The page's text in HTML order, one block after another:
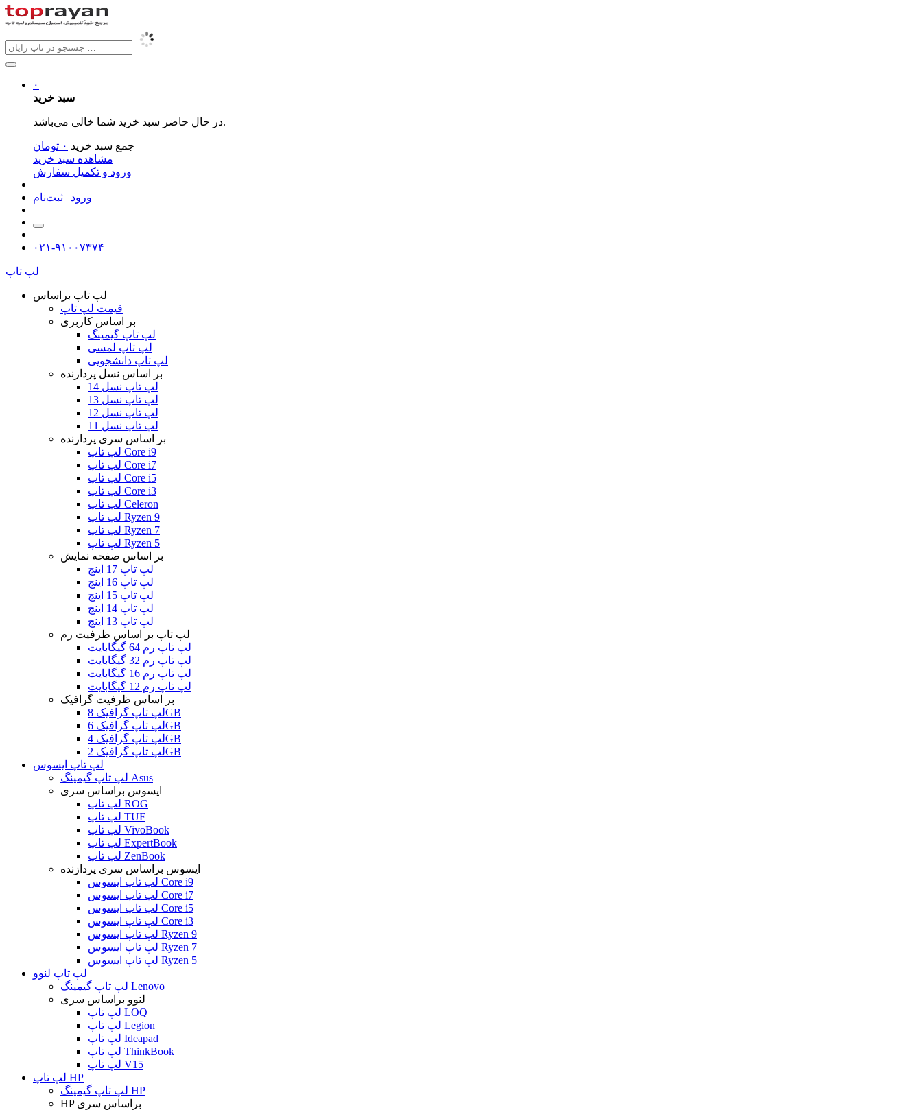
۰
سبد خرید
در حال حاضر سبد خرید شما خالی می‌باشد.
جمع سبد خرید ۰ تومان
مشاهده سبد خرید
ورود و تکمیل سفارش
ورود | ثبت‌نام
۰۲۱-۹۱۰۰۷۳۷۴
لپ تاپ
لپ تاپ براساس
قیمت لپ تاپ
بر اساس کاربری
لپ تاپ گیمینگ
لپ تاپ لمسی
لپ تاپ دانشجویی
بر اساس نسل پردازنده
لپ تاپ نسل 14
لپ تاپ نسل 13
لپ تاپ نسل 12
لپ تاپ نسل 11
بر اساس سری پردازنده
لپ تاپ Core i9
لپ تاپ Core i7
لپ تاپ Core i5
لپ تاپ Core i3
لپ تاپ Celeron
لپ تاپ Ryzen 9
لپ تاپ Ryzen 7
لپ تاپ Ryzen 5
بر اساس صفحه نمایش
لپ تاپ 17 اینچ
لپ تاپ 16 اینچ
لپ تاپ 15 اینچ
لپ تاپ 14 اینچ
لپ تاپ 13 اینچ
لپ تاپ بر اساس ظرفیت رم
لپ تاپ رم 64 گیگابایت
لپ تاپ رم 32 گیگابایت
لپ تاپ رم 16 گیگابایت
لپ تاپ رم 12 گیگابایت
بر اساس ظرفیت گرافیک
لپ تاپ گرافیک 8GB
لپ تاپ گرافیک 6GB
لپ تاپ گرافیک 4GB
لپ تاپ گرافیک 2GB
لپ تاپ ایسوس
لپ تاپ گیمینگ Asus
ایسوس براساس سری
لپ تاپ ROG
لپ تاپ TUF
لپ تاپ VivoBook
لپ تاپ ExpertBook
لپ تاپ ZenBook
ایسوس براساس سری پردازنده
لپ تاپ ایسوس Core i9
لپ تاپ ایسوس Core i7
لپ تاپ ایسوس Core i5
لپ تاپ ایسوس Core i3
لپ تاپ ایسوس Ryzen 9
لپ تاپ ایسوس Ryzen 7
لپ تاپ ایسوس Ryzen 5
لپ تاپ لنوو
لپ تاپ گیمینگ Lenovo
لنوو براساس سری
لپ تاپ LOQ
لپ تاپ Legion
لپ تاپ Ideapad
لپ تاپ ThinkBook
لپ تاپ V15
لپ تاپ HP
لپ تاپ گیمینگ HP
HP براساس سری